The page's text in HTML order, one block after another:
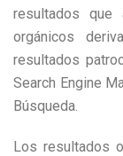
resultados que
orgánicos
resultados
Search Engine
Búsqueda.
Los resultados